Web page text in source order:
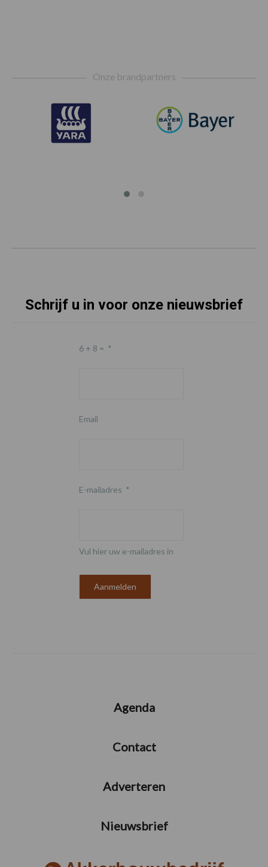
Onze brandpartners
Schrijf u in voor onze nieuwsbrief
6 + 8 = *
Email
E-mailadres *
Vul hier uw e-mailadres in
Agenda
Contact
Adverteren
Nieuwsbrief